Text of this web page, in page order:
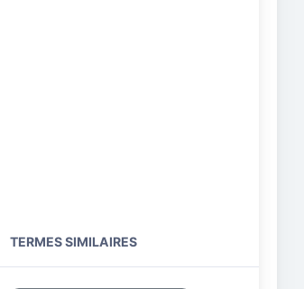
TERMES SIMILAIRES